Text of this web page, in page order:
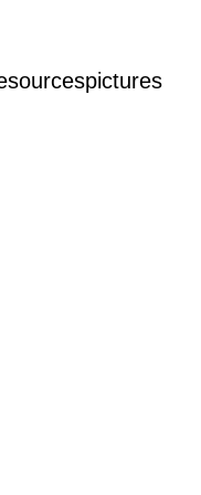
pictures